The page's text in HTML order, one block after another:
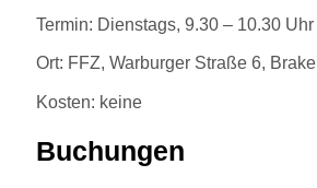
Termin: Dienstags, 9.30 – 10.30 Uhr
Ort: FFZ, Warburger Straße 6, Brakel
Kosten: keine
Buchungen